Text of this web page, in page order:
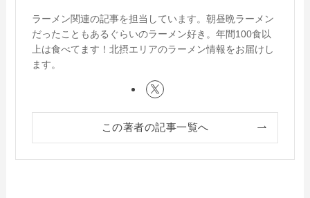
ラーメン関連の記事を担当しています。朝昼晩ラーメン
だったこともあるぐらいのラーメン好き。年間100食以
上は食べてます！北摂エリアのラーメン情報をお届けし
ます。
この著者の記事一覧へ